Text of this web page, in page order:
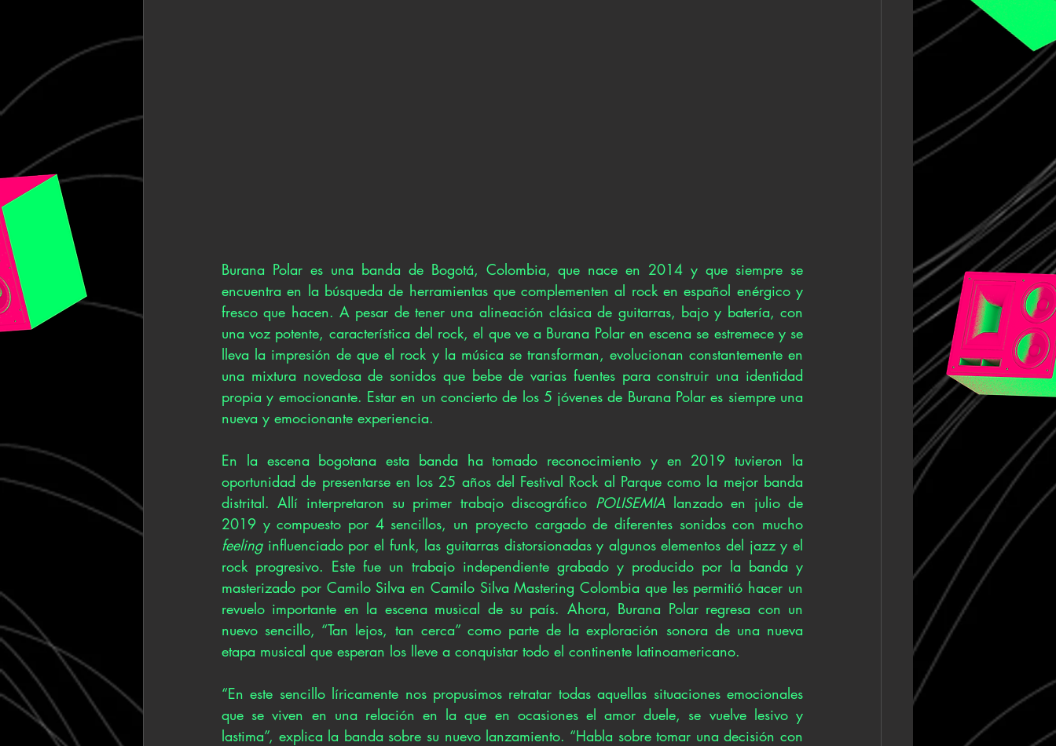
Burana Polar es una banda de Bogotá, Colombia, que nace en 2014 y que siempre se
encuentra en la búsqueda de herramientas que complementen al rock en español enérgico y
fresco que hacen. A pesar de tener una alineación clásica de guitarras, bajo y batería, con
una voz potente, característica del rock, el que ve a Burana Polar en escena se estremece y se
lleva la impresión de que el rock y la música se transforman, evolucionan constantemente en
una mixtura novedosa de sonidos que bebe de varias fuentes para construir una identidad
propia y emocionante. Estar en un concierto de los 5 jóvenes de Burana Polar es siempre una
nueva y emocionante experiencia.
En la escena bogotana esta banda ha tomado reconocimiento y en 2019 tuvieron la
oportunidad de presentarse en los 25 años del Festival Rock al Parque como la mejor banda
distrital. Allí interpretaron su primer trabajo discográfico POLISEMIA lanzado en julio de
feeling influenciado por el funk, las guitarras distorsionadas y algunos elementos del jazz y el
rock progresivo. Este fue un trabajo independiente grabado y producido por la banda y
masterizado por Camilo Silva en Camilo Silva Mastering Colombia que les permitió hacer un
revuelo importante en la escena musical de su país. Ahora, Burana Polar regresa con un
nuevo sencillo, “Tan lejos, tan cerca” como parte de la exploración sonora de una nueva
etapa musical que esperan los lleve a conquistar todo el continente latinoamericano.
“En este sencillo líricamente nos propusimos retratar todas aquellas situaciones emocionales
que se viven en una relación en la que en ocasiones el amor duele, se vuelve lesivo y
lastima”, explica la banda sobre su nuevo lanzamiento. “Habla sobre tomar una decisión con